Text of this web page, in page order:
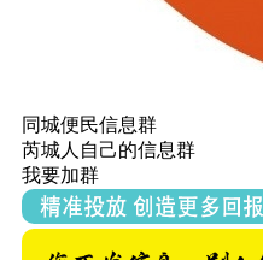
同城便民信息群
芮城人自己的信息群
我要加群